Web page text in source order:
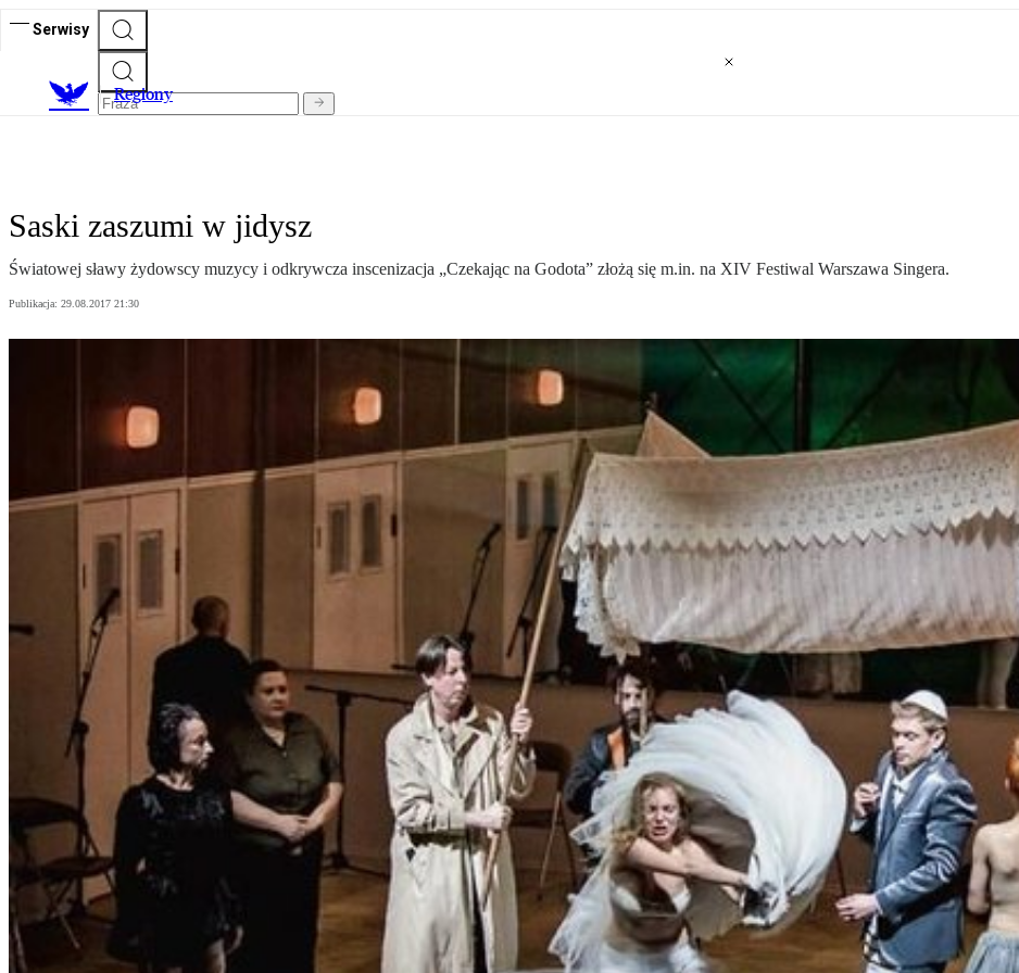
Serwisy
Regiony
Saski zaszumi w jidysz
Światowej sławy żydowscy muzycy i odkrywcza inscenizacja „Czekając na Godota” złożą się m.in. na XIV Festiwal Warszawa Singera.
Publikacja: 29.08.2017 21:30